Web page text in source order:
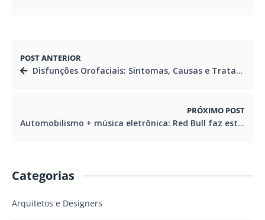
POST ANTERIOR
Disfunções Orofaciais: Sintomas, Causas e Tratamentos
PRÓXIMO POST
Automobilismo + música eletrônica: Red Bull faz estreia de seu novo evento global em Curitiba
Categorias
Arquitetos e Designers